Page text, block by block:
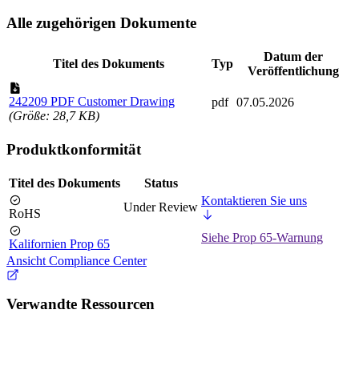
Alle zugehörigen Dokumente
Titel des Dokuments Typ
Datum der
Veröffentlichung
242209 PDF Customer Drawing
(Größe: 28,7 KB)
pdf 07.05.2026
Produktkonformität
Titel des Dokuments Status
RoHS Under Review Kontaktieren Sie uns
Kalifornien Prop 65
Siehe Prop 65-Warnung
Ansicht Compliance Center
Verwandte Ressourcen